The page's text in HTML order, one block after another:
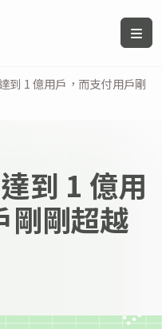
1 億用戶，而支付用戶剛
到 1 億用
剛剛超越